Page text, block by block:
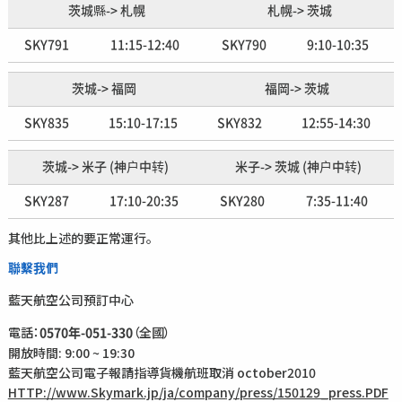
茨城縣-> 札幌 札幌-> 茨城
SKY791 11:15-12:40 SKY790 9:10-10:35
茨城-> 福岡 福岡-> 茨城
SKY835 15:10-17:15 SKY832 12:55-14:30
茨城-> 米子 (神户中转) 米子-> 茨城 (神户中转)
SKY287 17:10-20:35 SKY280 7:35-11:40
其他比上述的要正常運行。
聯繫我們
藍天航空公司預訂中心
電話： 0570年-051-330（全國）
開放時間: 9:00 ~ 19:30
藍天航空公司電子報請指導貨機航班取消 october2010
HTTP://www.Skymark.jp/ja/company/press/150129_press.PDF